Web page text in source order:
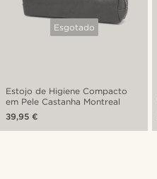
Esgotado
Estojo de Higiene Compacto
em Pele Castanha Montreal
39,95 €